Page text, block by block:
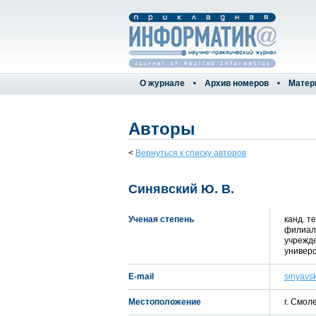
О журнале Архив номеров
Авторы
< Вернуться к списку авторов
Синявский Ю. В.
Ученая степень
канд.
филиал
E-mail
Местоположение г.